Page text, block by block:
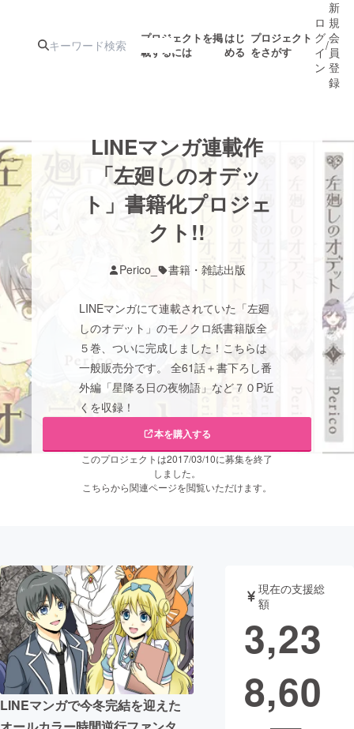
プロジェクトを掲
載するには
はじ
める
プロジェクト
をさがす
ジェクト
ターン
ジェクト
募集終了が近いプ
ロジェクト
されます
アート・写真
ゲーム・
書籍・雑誌
ビジネス・起業 チャレンジ
まちづくり・地域活性化
CAMPFIRE for Social GoodCAMPFIRE Creation
CAMPFIREふるさと納税machi-yaコミュニティ
ロ
グ
イ
ン
/
新
規
会
員
登
録
LINEマンガ連載作
「左廻しのオデッ
ト」書籍化プロジェ
クト!!
Perico_ 書籍・雑誌出版
LINEマンガにて連載されていた「左廻
しのオデット」のモノクロ紙書籍版全
５巻、ついに完成しました！こちらは
一般販売分です。 全61話＋書下ろし番
外編「星降る日の夜物語」など７０P近
くを収録！
本を購入する
このプロジェクトは2017/03/10に募集を終了
しました。
こちらから関連ページを閲覧いただけます。
LINEマンガで今冬完結を迎えた
現在の支援総
額
3,23
8,60